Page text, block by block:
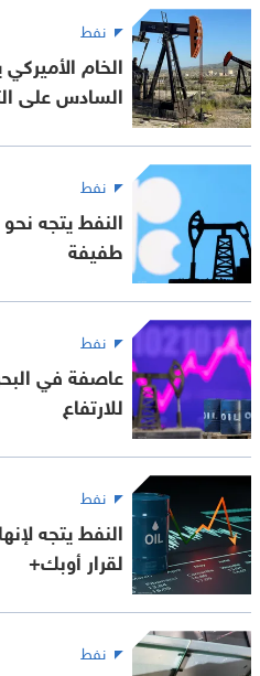
نفط
الخام
السادس على
نفط
النفط يتجه
طفيفة
نفط
عاصفة في
للارتفاع
نفط
النفط يتجه
لقرار أوبك+
نفط